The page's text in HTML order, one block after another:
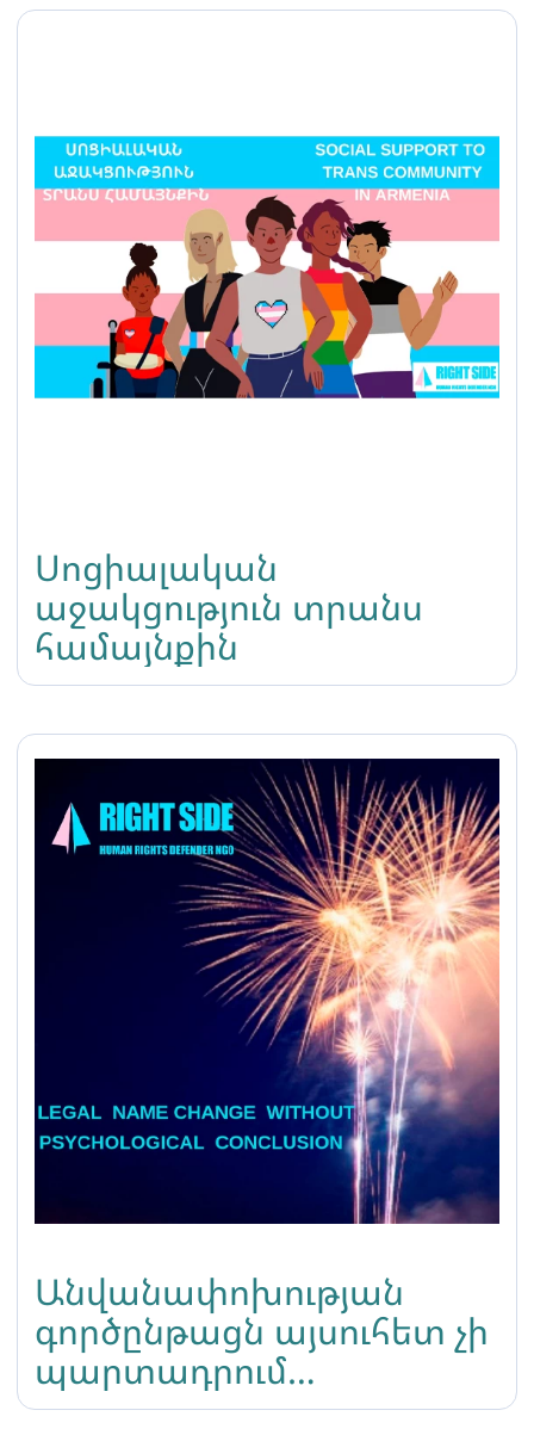
Սոցիալական
աջակցություն տրանս
համայնքին
Անվանափոխության
գործընթացն այսուհետ չի
պարտադրում
տրանսգենդեր լինելու